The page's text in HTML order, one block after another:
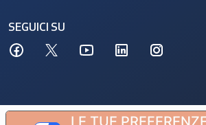
SEGUICI SU
LE TUE